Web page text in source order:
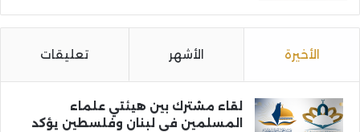
الأخيرة الأشهر تعليقات
لقاء مشترك بين هيئتي علماء
المسلمين في لبنان وفلسطين يؤكد